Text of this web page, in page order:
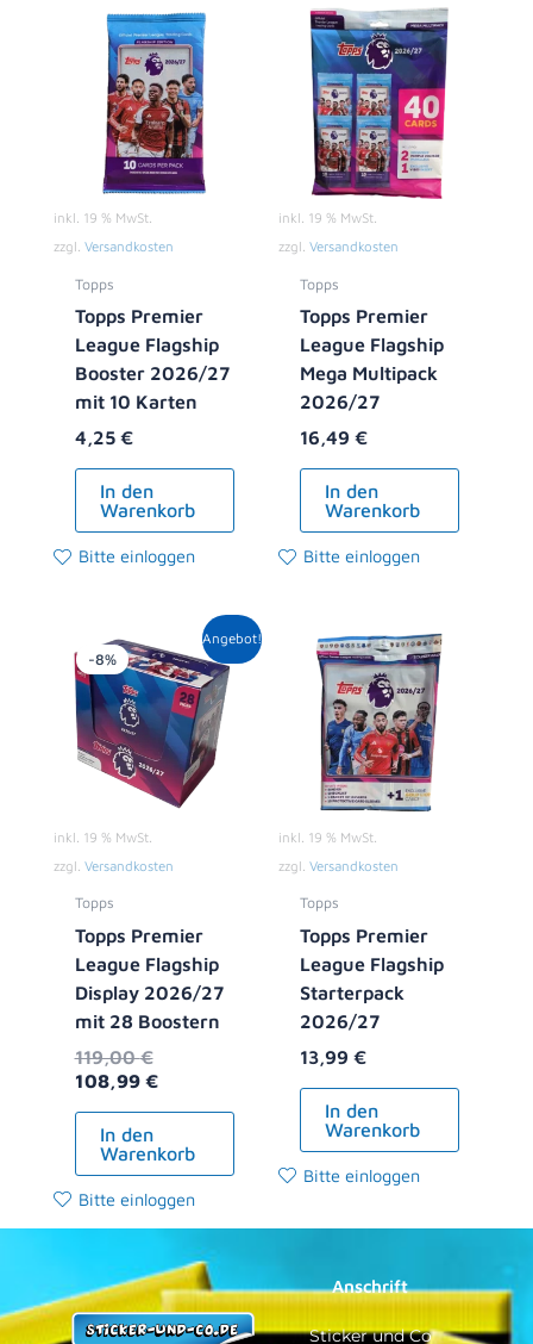
inkl. 19 % MwSt.
zzgl. Versandkosten
Topps
Topps Premier
League Flagship
Booster 2026/27
mit 10 Karten
4,25 €
In den
Warenkorb
Bitte einloggen
inkl. 19 % MwSt.
zzgl. Versandkosten
Topps
Topps Premier
League Flagship
Mega Multipack
2026/27
16,49 €
In den
Warenkorb
Bitte einloggen
Angebot!
-8%
inkl. 19 % MwSt.
zzgl. Versandkosten
Topps
Topps Premier
League Flagship
Display 2026/27
mit 28 Boostern
119,00€
Ursprünglicher
Preis
war:
119,00 €
108,99 €
Aktueller
Preis
ist:
108,99 €.
In den
Warenkorb
Bitte einloggen
inkl. 19 % MwSt.
zzgl. Versandkosten
Topps
Topps Premier
League Flagship
Starterpack
2026/27
13,99 €
In den
Warenkorb
Bitte einloggen
Anschrift
Sticker und Co